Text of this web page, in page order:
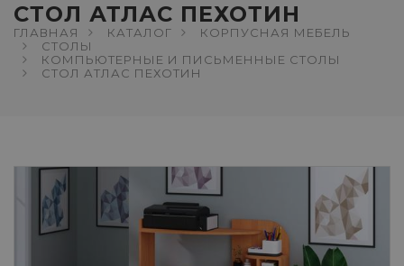
СТОЛ АТЛАС ПЕХОТИН
ГЛАВНАЯ КАТАЛОГ
КОРПУСНАЯ МЕБЕЛЬ
СТОЛЫ
КОМПЬЮТЕРНЫЕ И ПИСЬМЕННЫЕ СТОЛЫ
СТОЛ АТЛАС ПЕХОТИН